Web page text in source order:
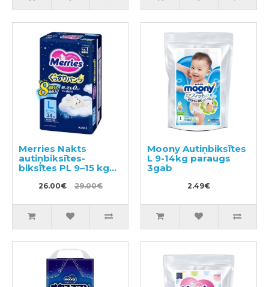
Merries Nakts
autiņbiksītes-
biksītes PL 9–15 kg
26.00€ 29.00€
Moony Autiņbiksītes
L 9-14kg paraugs
3gab
2.49€